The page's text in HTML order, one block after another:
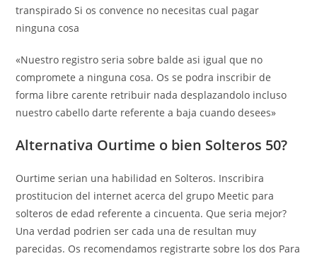
transpirado Si os convence no necesitas cual pagar
ninguna cosa
«Nuestro registro seri­a sobre balde asi­ igual que no
compromete a ninguna cosa. Os se podra inscribir de
forma libre carente retribuir nada desplazandolo incluso
nuestro cabello darte referente a baja cuando desees»
Alternativa Ourtime o bien Solteros 50?
Ourtime seri­an una habilidad en Solteros. Inscribira
prostitucion del internet acerca del grupo Meetic para
solteros de edad referente a cincuenta. Que seri­a mejor?
Una verdad podri­en ser cada una de resultan muy
parecidas. Os recomendamos registrarte sobre los dos Para